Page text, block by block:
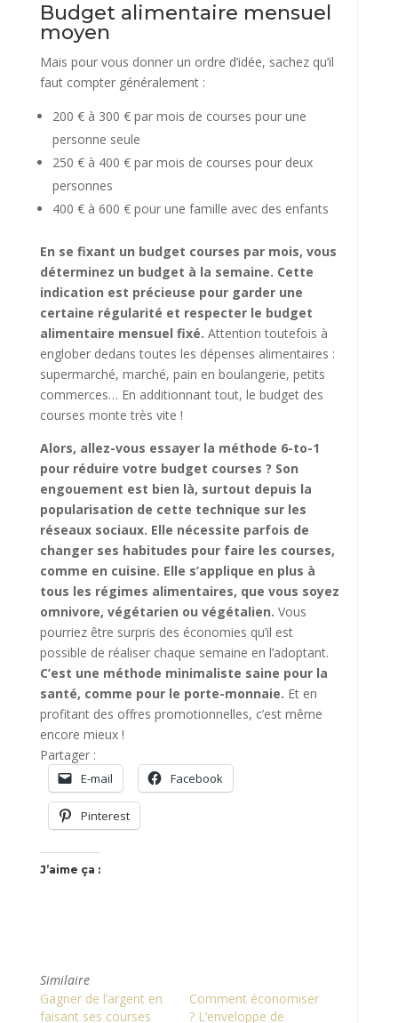
Budget alimentaire mensuel
moyen
Mais pour vous donner un ordre d’idée, sachez qu’il
faut compter généralement :
200 € à 300 € par mois de courses pour une
personne seule
250 € à 400 € par mois de courses pour deux
personnes
400 € à 600 € pour une famille avec des enfants
En se fixant un budget courses par mois, vous
déterminez un budget à la semaine. Cette
indication est précieuse pour garder une
certaine régularité et respecter le budget
alimentaire mensuel fixé. Attention toutefois à
englober dedans toutes les dépenses alimentaires :
supermarché, marché, pain en boulangerie, petits
commerces… En additionnant tout, le budget des
courses monte très vite !
Alors, allez-vous essayer la méthode 6-to-1
pour réduire votre budget courses ? Son
engouement est bien là, surtout depuis la
popularisation de cette technique sur les
réseaux sociaux. Elle nécessite parfois de
changer ses habitudes pour faire les courses,
comme en cuisine. Elle s’applique en plus à
tous les régimes alimentaires, que vous soyez
omnivore, végétarien ou végétalien. Vous
pourriez être surpris des économies qu’il est
possible de réaliser chaque semaine en l’adoptant.
C’est une méthode minimaliste saine pour la
santé, comme pour le porte-monnaie. Et en
profitant des offres promotionnelles, c’est même
encore mieux !
Partager :
E-mail Facebook
Pinterest
J’aime ça :
Similaire
Gagner de l’argent en
faisant ses courses
Comment économiser
? L’enveloppe de